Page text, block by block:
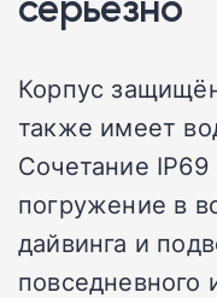
Корпус
также имеет
Сочетание IP69
погружение в
дайвинга и
повседневного